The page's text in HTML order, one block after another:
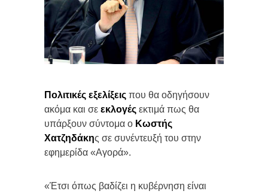
Πολιτικές εξελίξεις που θα οδηγήσουν
ακόμα και σε εκλογές εκτιμά πως θα
υπάρξουν σύντομα ο Κωστής
Χατζηδάκης σε συνέντευξή του στην
εφημερίδα «Αγορά».
«Έτσι όπως βαδίζει η κυβέρνηση είναι